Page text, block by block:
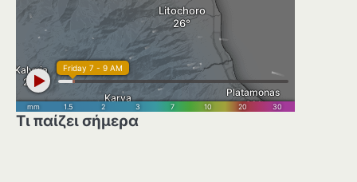
Τι παίζει σήμερα